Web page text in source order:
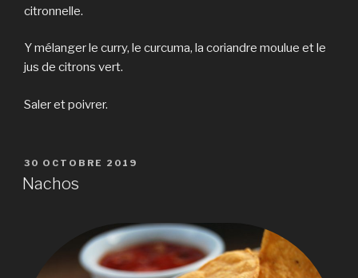
citronnelle.
Y mélanger le curry, le curcuma, la coriandre moulue et le
jus de citrons vert.
Saler et poivrer.
PUBLIÉ
LE
30 OCTOBRE 2019
Nachos